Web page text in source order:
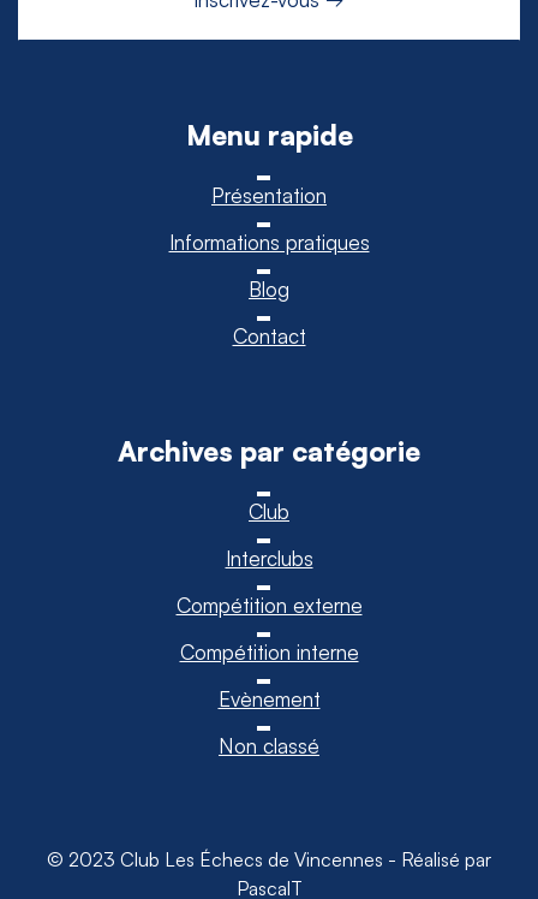
Menu rapide
Présentation
Informations pratiques
Blog
Contact
Archives par catégorie
Club
Interclubs
Compétition externe
Compétition interne
Evènement
Non classé
© 2023 Club Les Échecs de Vincennes - Réalisé par
PascalT